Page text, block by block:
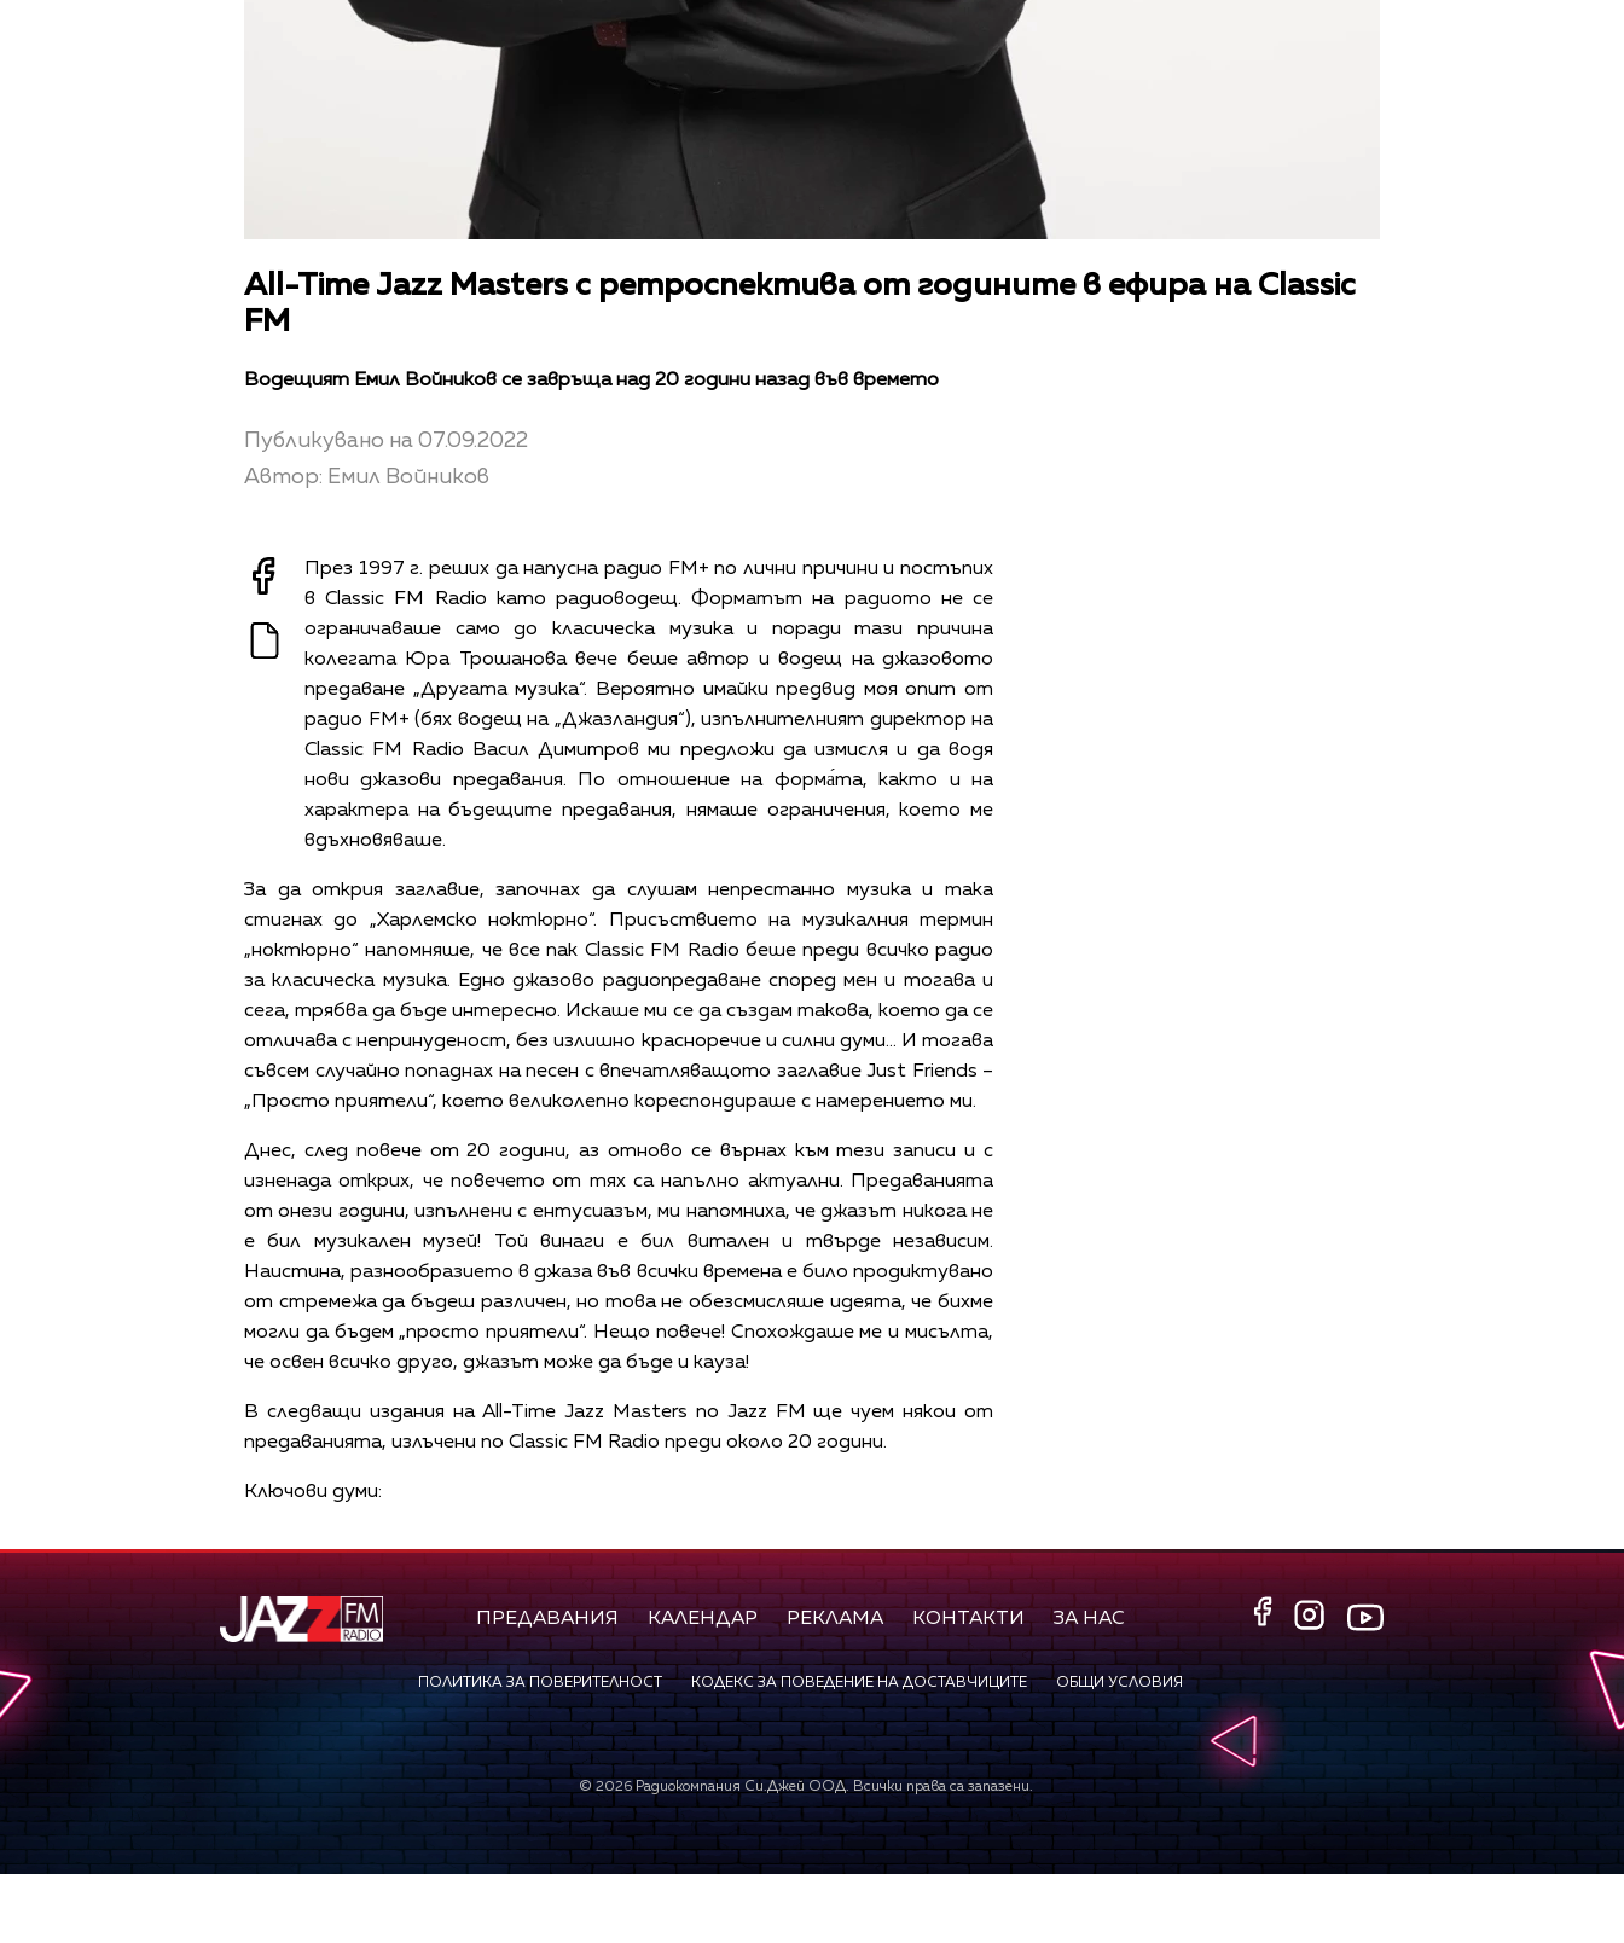
All-Time Jazz Masters с ретроспектива от годините в ефира на Classic
FM
Водещият Емил Войников се завръща над 20 години назад във времето
Публикувано на 07.09.2022
Автор: Емил Войников
През 1997 г. реших да напусна радио FM+ по лични причини и постъпих
в Classic FM Radio като радиоводещ. Форматът на радиото не се
ограничаваше само до класическа музика и поради тази причина
колегата Юра Трошанова вече беше автор и водещ на джазовото
предаване „Другата музика“. Вероятно имайки предвид моя опит от
радио FM+ (бях водещ на „Джазландия“), изпълнителният директор на
Classic FM Radio Васил Димитров ми предложи да измисля и да водя
нови джазови предавания. По отношение на форма́та, както и на
характера на бъдещите предавания, нямаше ограничения, което ме
вдъхновяваше.
За да открия заглавие, започнах да слушам непрестанно музика и така
стигнах до „Харлемско ноктюрно“. Присъствието на музикалния термин
„ноктюрно“ напомняше, че все пак Classic FM Radio беше преди всичко радио
за класическа музика. Едно джазово радиопредаване според мен и тогава и
сега, трябва да бъде интересно. Искаше ми се да създам такова, което да се
отличава с непринуденост, без излишно красноречие и силни думи… И тогава
съвсем случайно попаднах на песен с впечатляващото заглавие Just Friends –
„Просто приятели“, което великолепно кореспондираше с намерението ми.
Днес, след повече от 20 години, аз отново се върнах към тези записи и с
изненада открих, че повечето от тях са напълно актуални. Предаванията
от онези години, изпълнени с ентусиазъм, ми напомниха, че джазът никога не
е бил музикален музей! Той винаги е бил витален и твърде независим.
Наистина, разнообразието в джаза във всички времена е било продиктувано
от стремежа да бъдеш различен, но това не обезсмисляше идеята, че бихме
могли да бъдем „просто приятели“. Нещо повече! Спохождаше ме и мисълта,
че освен всичко друго, джазът може да бъде и кауза!
В следващи издания на All-Time Jazz Masters по Jazz FM ще чуем някои от
предаванията, излъчени по Classic FM Radio преди около 20 години.
Ключови думи:
ПРЕДАВАНИЯ КАЛЕНДАР РЕКЛАМА КОНТАКТИ ЗА НАС
ПОЛИТИКА ЗА ПОВЕРИТЕЛНОСТ КОДЕКС ЗА ПОВЕДЕНИЕ НА ДОСТАВЧИЦИТЕ ОБЩИ УСЛОВИЯ
© 2026 Радиокомпания Си.Джей ООД. Всички права са запазени.